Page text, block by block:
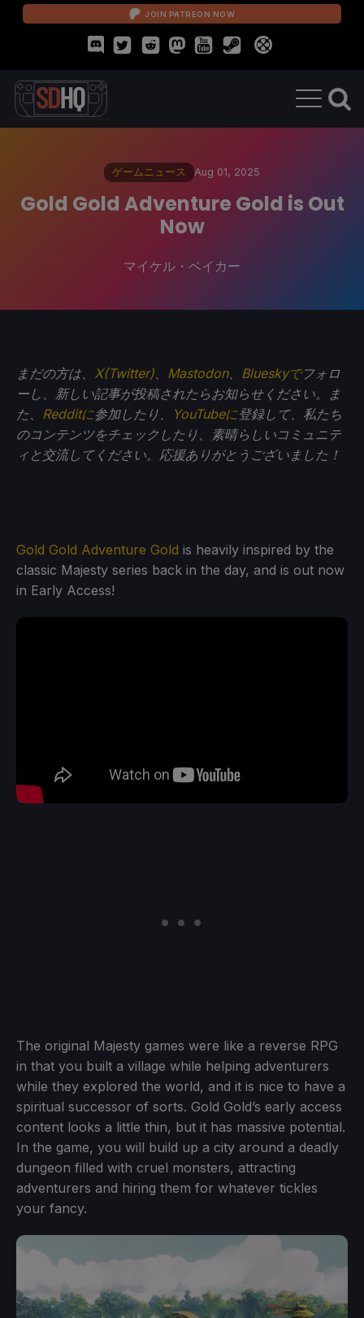
JOIN PATREON NOW
ゲームニュース Aug 01, 2025
Gold Gold Adventure Gold is Out
Now
マイケル・ベイカー
まだの方は、 X(Twitter) Mastodon、 Blueskyでフォロ
ーし、新しい記事が投稿されたらお知らせください。ま
た、 Redditに参加したり、 YouTubeに登録して、私たち
のコンテンツをチェックしたり、素晴らしいコミュニテ
ィと交流してください。応援ありがとうございました！
Gold Gold Adventure Gold is heavily inspired by the
classic Majesty series back in the day, and is out now
in Early Access!
The original Majesty games were like a reverse RPG
in that you built a village while helping adventurers
while they explored the world, and it is nice to have a
spiritual successor of sorts. Gold Gold’s early access
content looks a little thin, but it has massive potential.
In the game, you will build up a city around a deadly
dungeon filled with cruel monsters, attracting
adventurers and hiring them for whatever tickles
your fancy.